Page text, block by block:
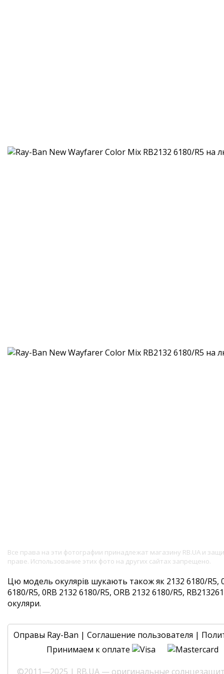
Все права на эти фотографии принадлежат магазину RB.UA и
праве. Использование этих фото на других сайтах запрещено.
Цю модель окулярів шукають також як 2132 6180/R5,
6180/R5, 0RB 2132 6180/R5, ORB 2132 6180/R5,
окуляри.
Оправы Ray-Ban | Соглашение пользователя |
Принимаем к оплате
©2011—2025 | RB.UA — оригинальные